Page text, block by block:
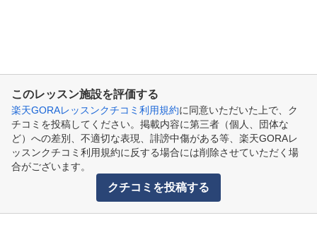
このレッスン施設を評価する
楽天GORAレッスンクチコミ利用規約に同意いただいた上で、ク
チコミを投稿してください。掲載内容に第三者（個人、団体な
ど）への差別、不適切な表現、誹謗中傷がある等、楽天GORAレ
ッスンクチコミ利用規約に反する場合には削除させていただく場
合がございます。
クチコミを投稿する